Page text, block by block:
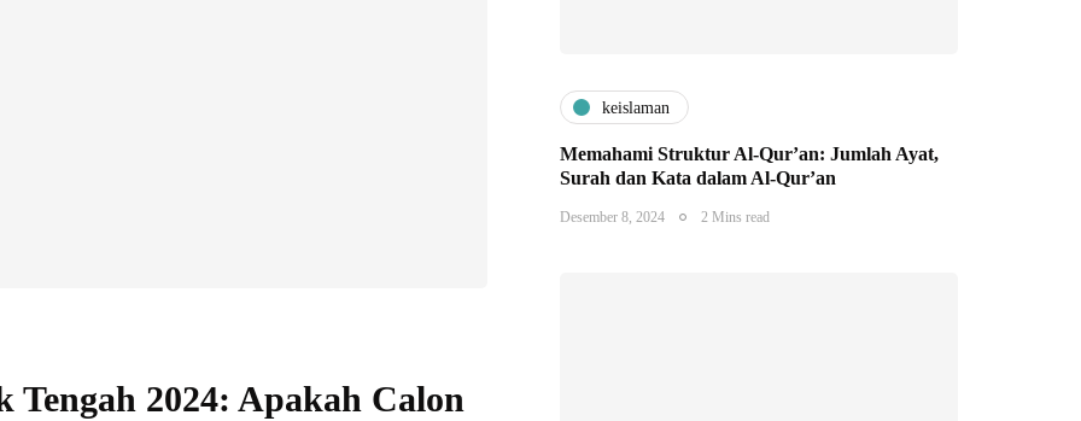
2024: Apakah Calon
keislaman
Memahami Struktur Al-Qur’an: Jumlah Ayat,
Surah dan Kata dalam Al-Qur’an
Desember 8, 2024 2 Mins read